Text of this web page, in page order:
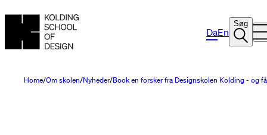
DaEn
Søg
Home Om skolen Nyheder Book en forsker fra Designskolen Kolding - og